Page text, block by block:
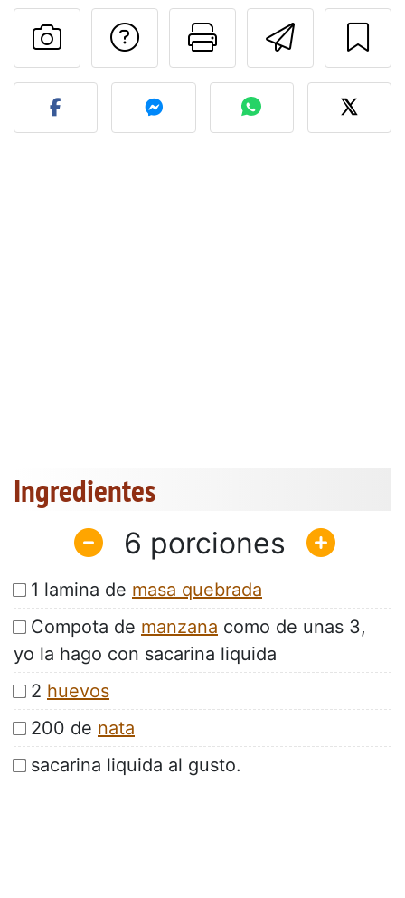
Imprimir
Preguntar al autor
Publicar la foto de esta
Ingredientes
6
1 lamina de masa quebrada
Compota de manzana como de unas 3,
yo la hago con sacarina liquida
2 huevos
200 de nata
sacarina liquida al gusto.